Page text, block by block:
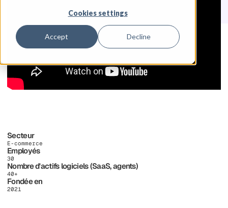
Cookies settings
Accept Decline
Secteur
E-commerce
Employés
30
Nombre d'actifs logiciels (SaaS, agents)
40+
Fondée en
2021